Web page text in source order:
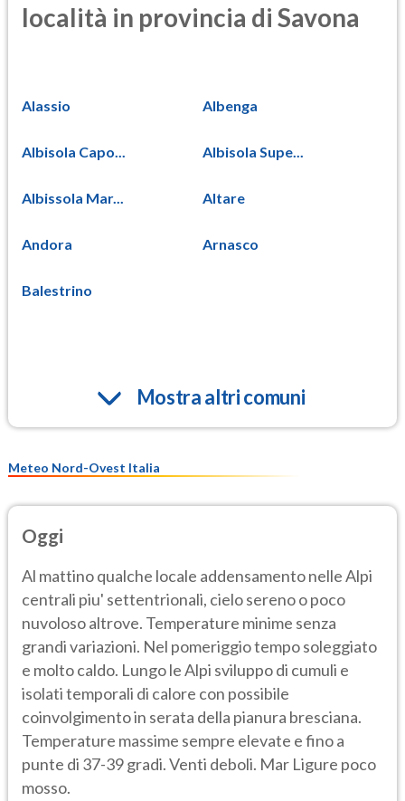
località in provincia di Savona
Alassio Albenga
Albisola Capo... Albisola Supe...
Albissola Mar... Altare
Andora Arnasco
Balestrino
Mostra altri comuni
Meteo Nord-Ovest Italia
Oggi
Al mattino qualche locale addensamento nelle Alpi
centrali piu' settentrionali, cielo sereno o poco
nuvoloso altrove. Temperature minime senza
grandi variazioni. Nel pomeriggio tempo soleggiato
e molto caldo. Lungo le Alpi sviluppo di cumuli e
isolati temporali di calore con possibile
coinvolgimento in serata della pianura bresciana.
Temperature massime sempre elevate e fino a
punte di 37-39 gradi. Venti deboli. Mar Ligure poco
mosso.